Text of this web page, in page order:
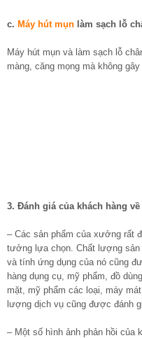
c. Máy hút mụn làm sạch lỗ
Máy hút mụn và làm sạch lỗ
màng, căng mọng mà không gây
3. Đánh giá của khách hàng
– Các sản phẩm của xưởng rất
tưởng lựa chọn. Chất lượng
và tính ứng dụng của nó cũng
hàng dụng cụ, mỹ phẩm, đồ
mặt, mỹ phẩm các loại, máy
lượng dịch vụ cũng được đánh
– Một số hình ảnh phản hồi của